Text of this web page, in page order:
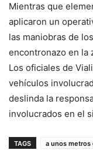
Mientras que
aplicaron un
las maniobras de
encontronazo en la
Los oficiales de
vehículos
deslinda la
involucrados en el
TAGS
a unos metros